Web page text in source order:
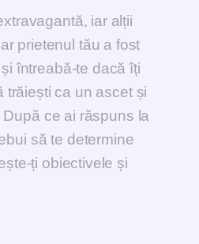
iar alții
prietenul tău a fost
întreabă-te dacă îți
trăiești ca un ascet și
ce ai răspuns la
să te determine
ți obiectivele și